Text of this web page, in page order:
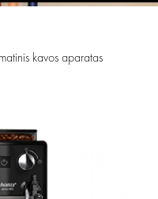
kavos aparatas